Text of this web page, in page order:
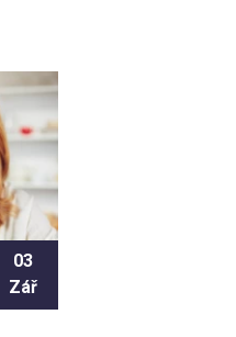
03
Zář